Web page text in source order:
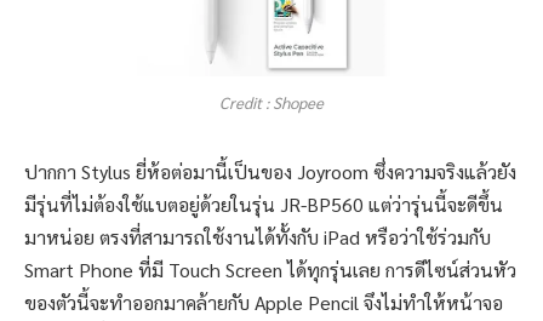
Credit : Shopee
ปากกา Stylus ยี่ห้อต่อมานี้เป็นของ Joyroom ซึ่งความจริงแล้วยัง
มีรุ่นที่ไม่ต้องใช้แบตอยู่ด้วยในรุ่น JR-BP560 แต่ว่ารุ่นนี้จะดีขึ้น
มาหน่อย ตรงที่สามารถใช้งานได้ทั้งกับ iPad หรือว่าใช้ร่วมกับ
Smart Phone ที่มี Touch Screen ได้ทุกรุ่นเลย การดีไซน์ส่วนหัว
ของตัวนี้จะทำออกมาคล้ายกับ Apple Pencil จึงไม่ทำให้หน้าจอ